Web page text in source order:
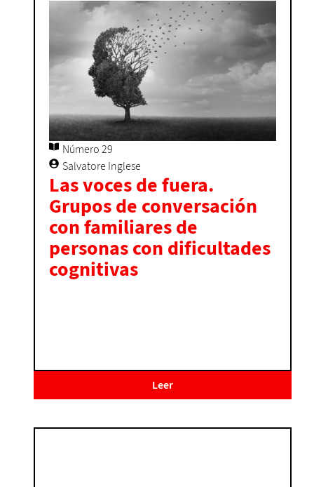
Número 29
Salvatore Inglese
Las voces de fuera.
Grupos de conversación
con familiares de
personas con dificultades
cognitivas
Leer